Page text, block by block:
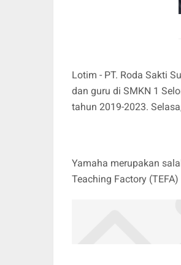
Lotim - PT. Roda Sakti
dan guru di SMKN 1
tahun 2019-2023.
Yamaha merupakan
Teaching Factory